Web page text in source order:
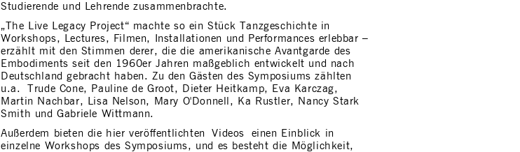
Studierende und Lehrende zusammenbrachte.
„The Live Legacy Project“ machte so ein Stück Tanzgeschichte in
Workshops, Lectures, Filmen, Installationen und Performances erlebbar –
erzählt mit den Stimmen derer, die die amerikanische Avantgarde des
Embodiments seit den 1960er Jahren maßgeblich entwickelt und nach
Deutschland gebracht haben. Zu den Gästen des Symposiums zählten
u.a. Trude Cone, Pauline de Groot, Dieter Heitkamp, Eva Karczag,
Martin Nachbar, Lisa Nelson, Mary O'Donnell, Ka Rustler, Nancy Stark
Smith und Gabriele Wittmann.
Außerdem bieten die hier veröffentlichten Videos einen Einblick in
einzelne Workshops des Symposiums, und es besteht die Möglichkeit,